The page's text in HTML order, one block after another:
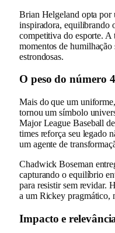
Brian Helgeland opta por
inspiradora, equilibrando
competitiva do esporte. A
momentos de
estrondosas.
O peso do número
Mais do que um
tornou um símbolo
Major League Baseball
times reforça seu legado
um agente de
Chadwick Boseman
capturando o equilíbrio
para resistir sem revidar.
a um Rickey pragmático,
Impacto e